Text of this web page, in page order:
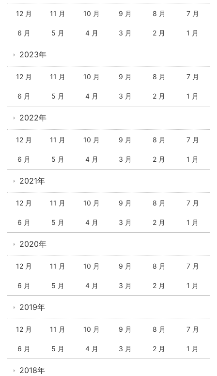
12 月 11 月 10 月 9 月 8 月 7 月
6 月 5 月 4 月 3 月 2 月 1 月
2023年
12 月 11 月 10 月 9 月 8 月 7 月
6 月 5 月 4 月 3 月 2 月 1 月
2022年
12 月 11 月 10 月 9 月 8 月 7 月
6 月 5 月 4 月 3 月 2 月 1 月
2021年
12 月 11 月 10 月 9 月 8 月 7 月
6 月 5 月 4 月 3 月 2 月 1 月
2020年
12 月 11 月 10 月 9 月 8 月 7 月
6 月 5 月 4 月 3 月 2 月 1 月
2019年
12 月 11 月 10 月 9 月 8 月 7 月
6 月 5 月 4 月 3 月 2 月 1 月
2018年